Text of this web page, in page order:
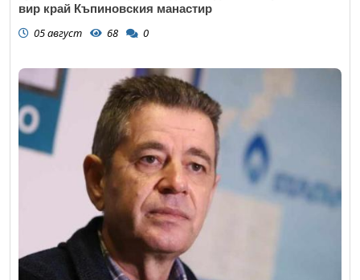
вир край Къпиновския манастир
05 август 68 0